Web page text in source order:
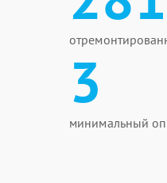
3
минимальный